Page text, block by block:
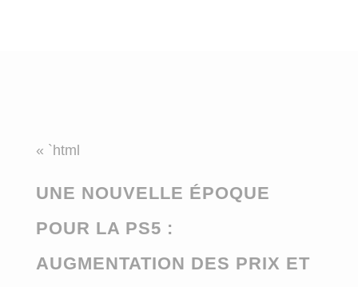
« `html
UNE NOUVELLE ÉPOQUE
POUR LA PS5 :
AUGMENTATION DES PRIX ET